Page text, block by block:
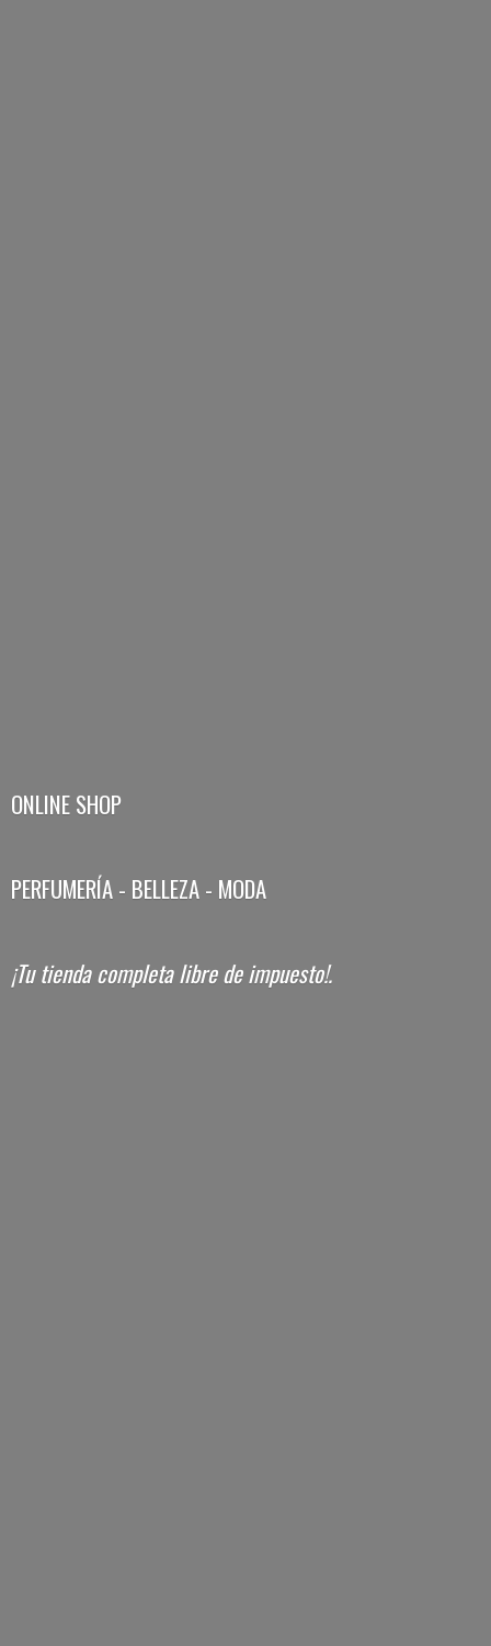
ONLINE SHOP
PERFUMERÍA - BELLEZA - MODA
¡Tu tienda completa librede impuesto!.